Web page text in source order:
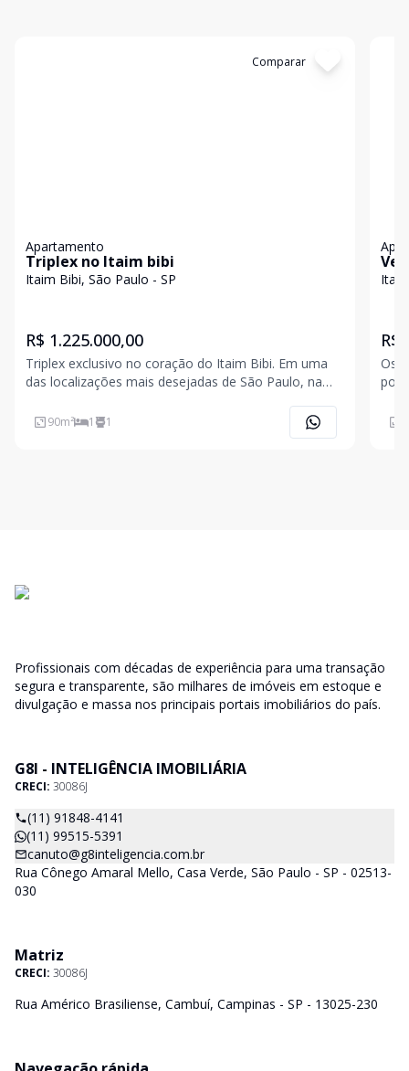
Comparar
Apartamento
Triplex no Itaim bibi
Itaim Bibi, São Paulo - SP
R$ 1.225.000,00
Triplex exclusivo no coração do Itaim Bibi. Em uma
das localizações mais desejadas de São Paulo, na
triplex de 90 m2 reúne conforto, sofisticação e
qualidade de vida. Totalmente reformado, o imóvel
90m² 1 1
R$
Os
Profissionais com décadas de experiência para uma transação
segura e transparente, são milhares de imóveis em estoque e
divulgação e massa nos principais portais imobiliários do país.
G8I - INTELIGÊNCIA IMOBILIÁRIA
CRECI: 30086J
(11) 91848-4141
(11) 99515-5391
canuto@g8inteligencia.com.br
Rua Cônego Amaral Mello, Casa Verde, São Paulo - SP - 02513-
030
Matriz
CRECI: 30086J
Rua Américo Brasiliense, Cambuí, Campinas - SP - 13025-230